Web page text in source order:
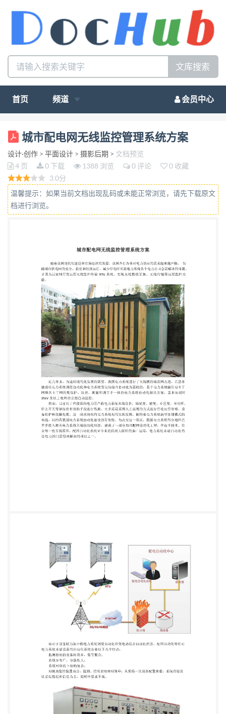
文库搜索
首页 频道 会员中心
城市配电网无线监控管理系统方案 随着我国现代化建
设和市场经济的发展，我国各行各业对电力供应的需
求越来越严格， 保 障城市供电网的安全、稳定和经
济运行，减少停电时间是电力系统各个电力公司急需
解决的问题。 才茂为其定制开发远程无线监控终端
RTU 系统，实现无线数据采集、无线传输等远程监控
电力系统调度自动化和电力系统变电站综合自动化为
基础的，基于电力系统输供电主干 网和次主干网的集
保护、监控、测量和调节于一体的电力系统自动化解
决方案，基本实现对 35kV 及以上电网的全面自动监
控。 然而，目前对于直接面向电力用户的电力系统末
端设备，如配变、箱变、小区变、开闭所、 柱上开关
等却没有有效的手段进行监测，大多还是采用人工巡
视的方式进行供电运营管理、设 备维护和故障处理。
这一现状将制约电力系统现代化的发展，制约着电力
系统新型管理模式的 实施，制约着我国电力系统自动
化建设的有效性。为改变这一现状，我国电力系统部
分地区已 着手投入相关电力系统末端自动化项目，建
成了一部分局部配网自动化工程，但由于技术、资 金
地监控装置而言，监测、控制原理相对简单；从现场
一次设备配置来看，系统的需求 以采集数据和信息为
主，实时性要求不高。 从目前配网自动化等针对电
力系统末端设备的自动化系统的技术发展现状而言，
目前制约 着该类自动化系统大面积应用的瓶颈是系统
通讯网架的建设和与此带来的大量资金的投入。 城市
供电网无线监测系统是利用公共 GSM 网的短信业务
组成无线局域网，对城市供电网末端 设备电气参数
（电压、电流、有功、无功和电度量等）、各信号量
（刀闸位置、开关位置、各 种故障和闭锁信号）和运
行环境（温湿度、水浸）进行集中遥信遥测的监测系
城市配电网无线监控管理系统方案
设计·创作 > 平面设计 > 摄影后期 > 文档预览
4 页
0 下载 1388 浏览 0 评论
0 收藏
3.0分
温馨提示：如果当前文档出现乱码或未能正常浏览，请先下载原文
档进行浏览。